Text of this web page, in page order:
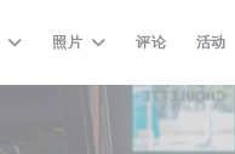
照片 评论 活动